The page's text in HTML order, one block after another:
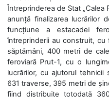
Întreprinderea de Stat „Calea
anunță finalizarea lucrărilor
funcțiune a estacadei
întreprinderii au construit,
săptămâni, 400 metri de
feroviară Prut-1, cu o
lucrărilor, cu ajutorul tehnicii
631 traverse, 395 metri de
fiind distribuite totodată